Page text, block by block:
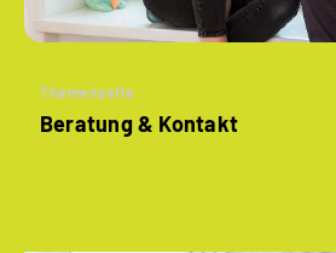
Themenseite
Beratung & Kontakt